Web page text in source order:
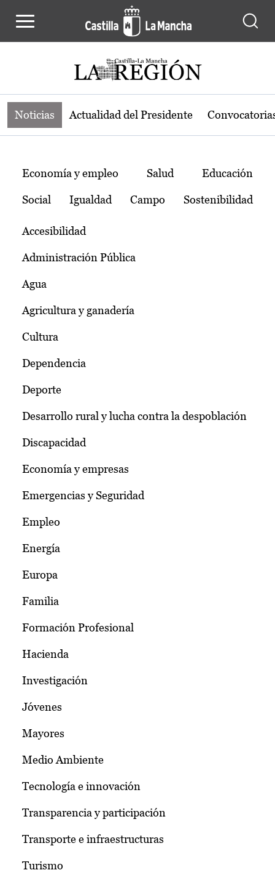
Noticias de la región de Castilla-La
Noticias Actualidad del Presidente
Temas
Economía y empleo Salud Educación
Social Igualdad Campo Sostenibilidad
Accesibilidad
Administración Pública
Agua
Agricultura y ganadería
Cultura
Dependencia
Deporte
Desarrollo rural y lucha contra la despoblación
Discapacidad
Economía y empresas
Emergencias y Seguridad
Empleo
Energía
Europa
Familia
Formación Profesional
Hacienda
Investigación
Jóvenes
Mayores
Medio Ambiente
Tecnología e innovación
Transparencia y participación
Transporte e infraestructuras
Turismo